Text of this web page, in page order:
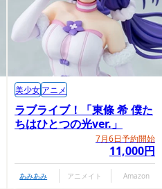
ラブライブ！「東條 希 僕た
ちはひとつの光ver.」
7月6日予約開始
11,000円
美少女アニメ
あみあみ アニメイト Amazon